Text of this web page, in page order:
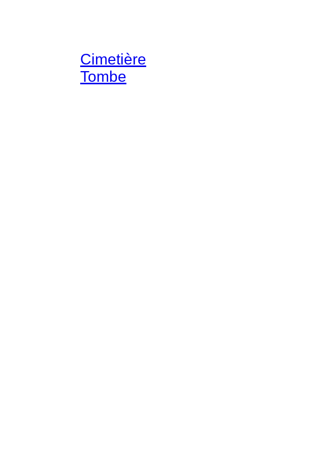
Cimetière
Tombe